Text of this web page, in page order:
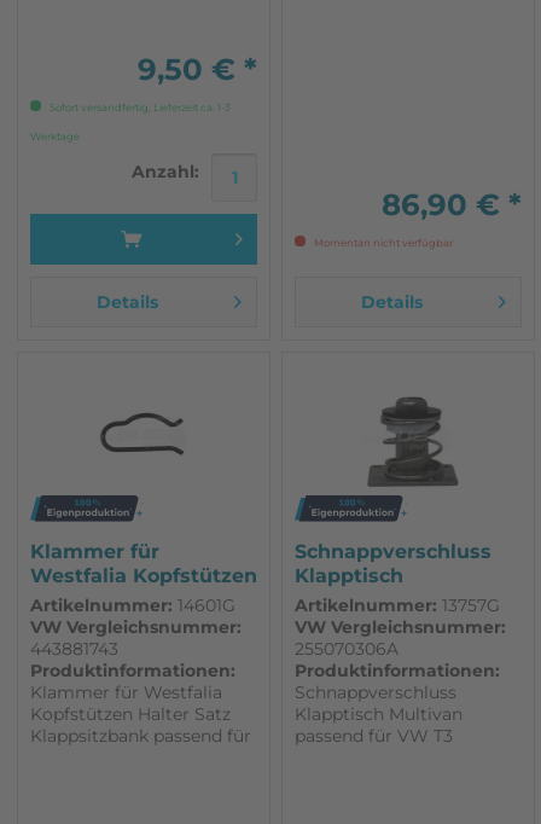
9,50 € *
Sofort versandfertig, Lieferzeit ca. 1-3
Werktage
Anzahl:
Details
86,90 € *
Momentan nicht verfügbar
Details
Klammer für
Westfalia Kopfstützen
Halter Satz...
Artikelnummer: 14601G
VW Vergleichsnummer:
443881743
Produktinformationen:
Klammer für Westfalia
Kopfstützen Halter Satz
Klappsitzbank passend für
Schnappverschluss
Klapptisch
Tischplatte...
Artikelnummer: 13757G
VW Vergleichsnummer:
255070306A
Produktinformationen:
Schnappverschluss
Klapptisch Multivan
passend für VW T3